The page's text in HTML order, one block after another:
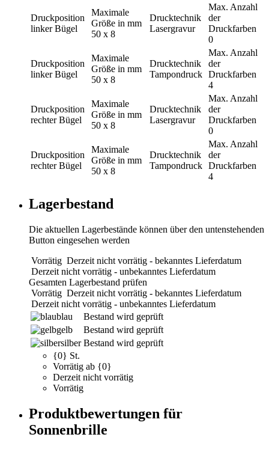
Druckposition
linker Bügel
Maximale
Größe in mm
50 x 8
Drucktechnik
Lasergravur
Max. Anzahl
der
Druckfarben
0
Druckposition
linker Bügel
Maximale
Größe in mm
50 x 8
Drucktechnik
Tampondruck
Max. Anzahl
der
Druckfarben
4
Druckposition
rechter Bügel
Maximale
Größe in mm
50 x 8
Drucktechnik
Lasergravur
Max. Anzahl
der
Druckfarben
0
Druckposition
rechter Bügel
Maximale
Größe in mm
50 x 8
Drucktechnik
Tampondruck
Max. Anzahl
der
Druckfarben
4
Lagerbestand
Die aktuellen Lagerbestände können über den untenstehenden
Button eingesehen werden
Vorrätig Derzeit nicht vorrätig - bekanntes Lieferdatum
Derzeit nicht vorrätig - unbekanntes Lieferdatum
Gesamten Lagerbestand prüfen
Vorrätig Derzeit nicht vorrätig - bekanntes Lieferdatum
Derzeit nicht vorrätig - unbekanntes Lieferdatum
blau
Bestand wird geprüft
gelb
Bestand wird geprüft
silber Bestand wird geprüft
{0} St.
Vorrätig ab {0}
Derzeit nicht vorrätig
Vorrätig
Produktbewertungen für
Sonnenbrille